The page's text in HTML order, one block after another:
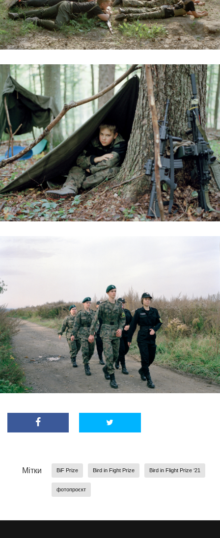
Мітки BiF Prize Bird in Fight Prize Bird in Flight Prize ‘21
фотопроєкт